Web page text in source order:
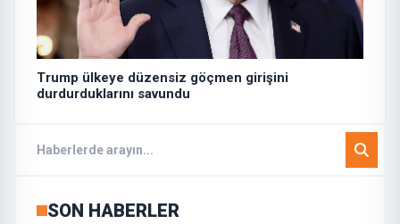
Trump ülkeye düzensiz göçmen girişini
durdurduklarını savundu
SON HABERLER